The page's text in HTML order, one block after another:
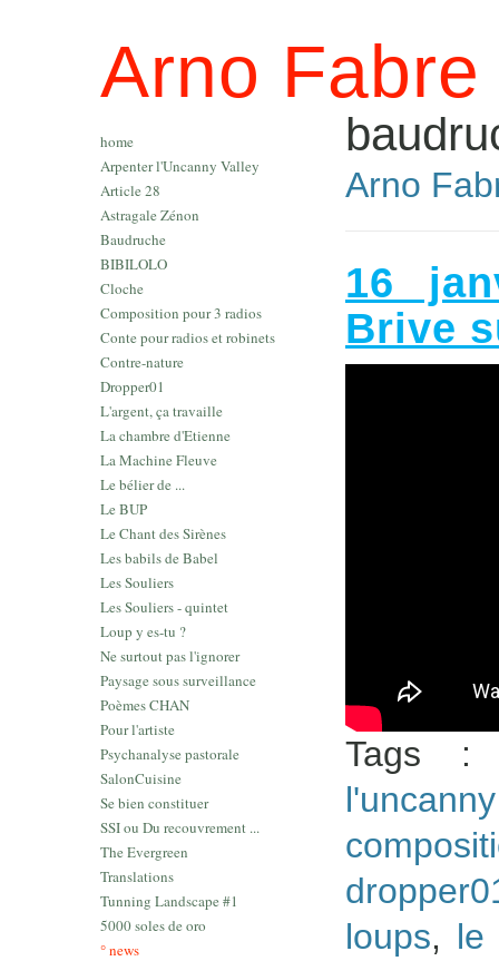
Arno Fabre
home
Arpenter l'Uncanny Valley
Article 28
Astragale Zénon
Baudruche
BIBILOLO
Cloche
Composition pour 3 radios
Conte pour radios et robinets
Contre-nature
Dropper01
L'argent, ça travaille
La chambre d'Etienne
La Machine Fleuve
Le bélier de ...
Le BUP
Le Chant des Sirènes
Les babils de Babel
Les Souliers
Les Souliers - quintet
Loup y es-tu ?
Ne surtout pas l'ignorer
Paysage sous surveillance
Poèmes CHAN
Pour l'artiste
Psychanalyse pastorale
SalonCuisine
Se bien constituer
SSI ou Du recouvrement ...
The Evergreen
Translations
Tunning Landscape #1
5000 soles de oro
° news
Arno
16
Brive
Tags
loups, le